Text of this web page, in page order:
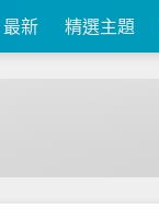
最新 精選主題